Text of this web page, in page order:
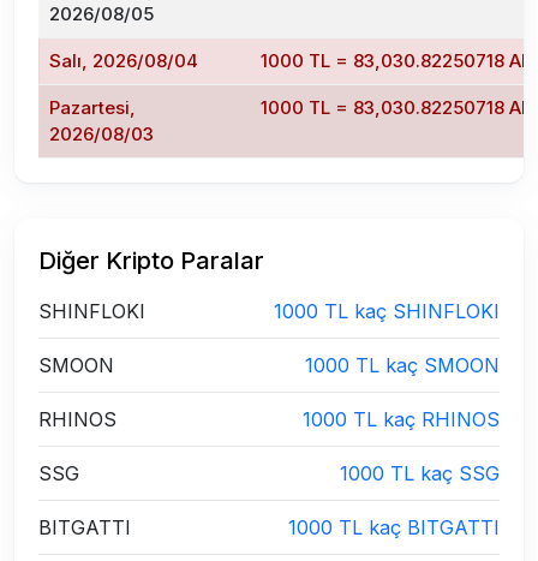
2026/08/05
Salı, 2026/08/04 1000 TL = 83,030.82250718
Pazartesi,
2026/08/03
1000 TL = 83,030.82250718
Diğer Kripto Paralar
SHINFLOKI 1000 TL kaç SHINFLOKI
SMOON 1000 TL kaç SMOON
RHINOS 1000 TL kaç RHINOS
SSG 1000 TL kaç SSG
BITGATTI 1000 TL kaç BITGATTI